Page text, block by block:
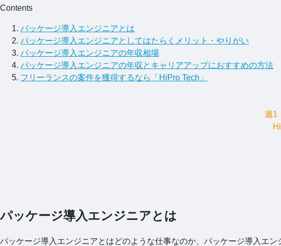
Contents
パッケージ導入エンジニアとは
パッケージ導入エンジニアとしてはたらくメリット・やりがい
パッケージ導入エンジニアの年収相場
パッケージ導入エンジニアの年収とキャリアアップにおすすめの方法
フリーランスの案件を獲得するなら「HiPro Tech」
週1
パッケージ導入エンジニアとは
パッケージ導入エンジニアとはどのような仕事なのか、パッケージ導入エ